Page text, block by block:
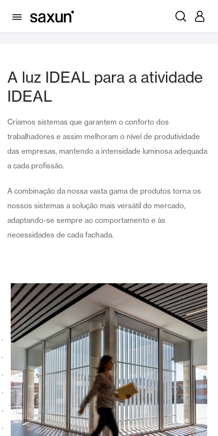
Escritórios
A luz IDEAL para a atividade
IDEAL
Criamos sistemas que garantem o conforto dos
trabalhadores e assim melhoram o nível de produtividade
das empresas, mantendo a intensidade luminosa adequada
a cada profissão.
A combinação da nossa vasta gama de produtos torna os
nossos sistemas a solução mais versátil do mercado,
adaptando-se sempre ao comportamento e às
necessidades de cada fachada.